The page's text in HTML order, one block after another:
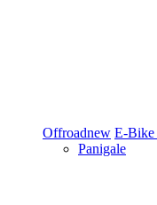
Offroadnew E-Bike
Panigale